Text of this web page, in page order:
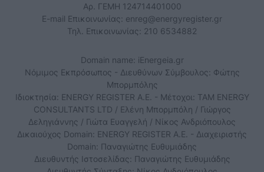
Αρ. ΓΕΜΗ 124714401000
E-mail Επικοινωνίας: enreg@energyregister.gr
Τηλ. Επικοινωνίας: 210 6534882
Domain name: iEnergeia.gr
Νόμιμος Εκπρόσωπος - Διευθύνων Σύμβουλος: Φώτης
Μπορμπόλης
Ιδιοκτησία: ENERGY REGISTER Α.Ε. - Μέτοχοι: TAM ENERGY
CONSULTANTS LTD / Ελένη Μπορμπόλη / Γιώργος
Δεληγιάννης / Γιώτα Ευαγγελή / Νίκος Ανδριόπουλος
Δικαιούχος Domain: ENERGY REGISTER Α.Ε. - Διαχειριστής
Domain: Παναγιώτης Ευθυμιάδης
Διευθυντής Ιστοσελίδας: Παναγιώτης Ευθυμιάδης